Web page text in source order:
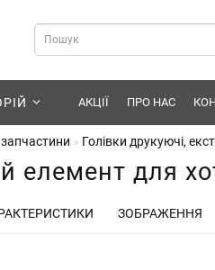
АКЦІЇ ПРО НАС
Голівки друкуючі,
елемент для
ЗОБРАЖЕННЯ